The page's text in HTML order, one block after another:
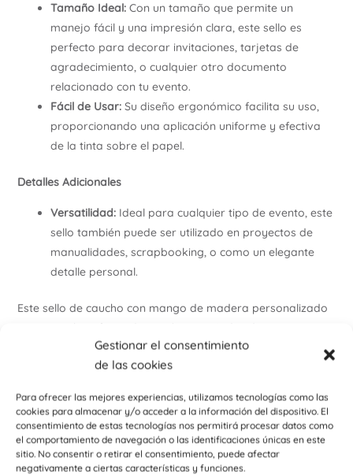
Gestionar el consentimiento
de las cookies
Para ofrecer las mejores experiencias, utilizamos tecnologías como las
cookies para almacenar y/o acceder a la información del dispositivo. El
consentimiento de estas tecnologías nos permitirá procesar datos como
el comportamiento de navegación o las identificaciones únicas en este
sitio. No consentir o retirar el consentimiento, puede afectar
negativamente a ciertas características y funciones.
Tamaño Ideal:Con un tamaño que permite un
manejo fácil y una impresión clara, este sello es
perfecto para decorar invitaciones, tarjetas de
agradecimiento, o cualquier otro documento
relacionado con tu evento.
Fácil de Usar:Su diseño ergonómico facilita su uso,
proporcionando una aplicación uniforme y efectiva
de la tinta sobre el papel.
Detalles Adicionales
Versatilidad:Ideal para cualquier tipo de evento, este
sello también puede ser utilizado en proyectos de
manualidades, scrapbooking, o como un elegante
detalle personal.
Este sello de caucho con mango de madera personalizado
distintivo a cualquier celebración y ofreciendo una forma
única de conmemorar tu evento especial.
Ponte en contacto con nosotros a través del correo
electrónico info@personalizzate.es o de whatsapp para
mas información
Encuentra otros productos como detalle para bodas y